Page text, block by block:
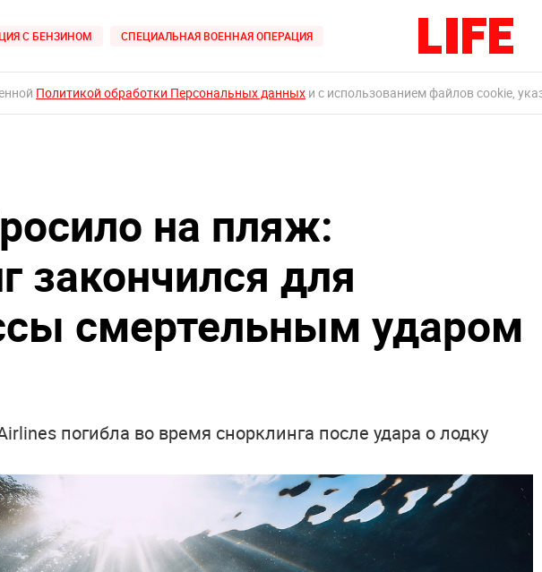
С БЕНЗИНОМ СПЕЦИАЛЬНАЯ ВОЕННАЯ ОПЕРАЦИЯ
Политикой обработки Персональных данных и с использованием файлов cookie,
на пляж:
закончился для
смертельным ударом
погибла во время снорклинга после удара о лодку